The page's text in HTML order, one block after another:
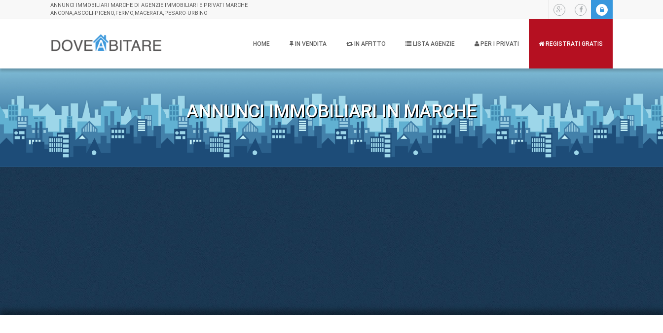
ANNUNCI IMMOBILIARI MARCHE DI AGENZIE IMMOBILIARI E PRIVATI MARCHE
ANCONA,ASCOLI-PICENO,FERMO,MACERATA,PESARO-URBINO
HOME IN VENDITA IN AFFITTO LISTA AGENZIE PER I PRIVATI REGISTRATI GRATIS
ANNUNCI IMMOBILIARI IN MARCHE